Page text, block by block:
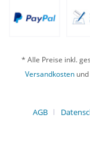
* Alle Preise inkl.
Versandkosten
AGB